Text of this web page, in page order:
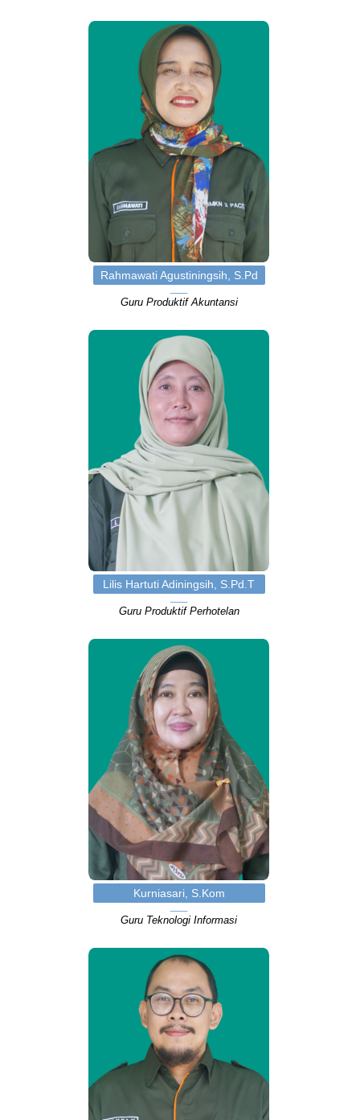
Rahmawati Agustiningsih, S.Pd
Guru Produktif Akuntansi
Lilis Hartuti Adiningsih, S.Pd.T
Guru Produktif Perhotelan
Kurniasari, S.Kom
Guru Teknologi Informasi